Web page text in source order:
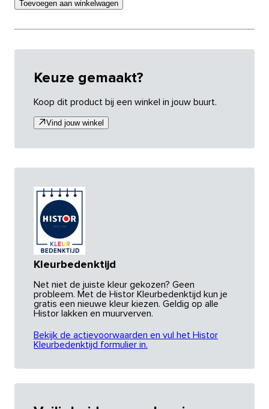
Toevoegen aan winkelwagen
Keuze gemaakt?
Koop dit product bij een winkel in jouw buurt.
Vind jouw winkel
Kleurbedenktijd
Net niet de juiste kleur gekozen? Geen
probleem. Met de Histor Kleurbedenktijd kun je
gratis een nieuwe kleur kiezen. Geldig op alle
Histor lakken en muurverven.
Bekijk de actievoorwaarden en vul het Histor
Kleurbedenktijd formulier in.